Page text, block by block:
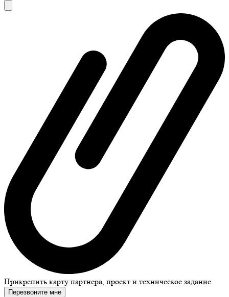
Прикрепить карту партнера, проект и техническое задание
Перезвоните мне